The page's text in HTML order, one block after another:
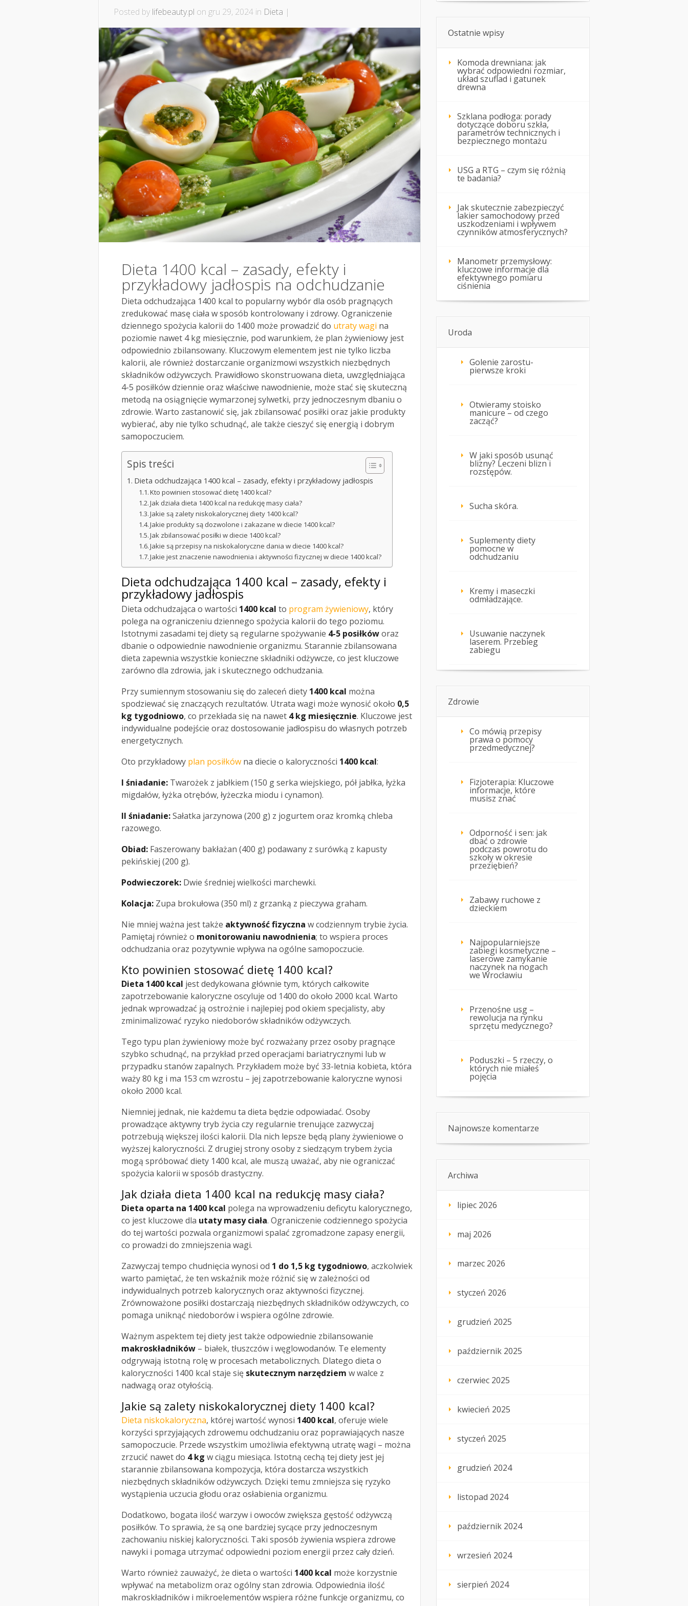
Posted by lifebeauty.pl on gru 29, 2024 in Dieta |
Dieta 1400 kcal – zasady, efekty i
przykładowy jadłospis na odchudzanie
Dieta odchudzająca 1400 kcal to popularny wybór dla osób pragnących
zredukować masę ciała w sposób kontrolowany i zdrowy. Ograniczenie
dziennego spożycia kalorii do 1400 może prowadzić do utraty wagi na
poziomie nawet 4 kg miesięcznie, pod warunkiem, że plan żywieniowy jest
odpowiednio zbilansowany. Kluczowym elementem jest nie tylko liczba
kalorii, ale również dostarczanie organizmowi wszystkich niezbędnych
składników odżywczych. Prawidłowo skonstruowana dieta, uwzględniająca
4-5 posiłków dziennie oraz właściwe nawodnienie, może stać się skuteczną
metodą na osiągnięcie wymarzonej sylwetki, przy jednoczesnym dbaniu o
zdrowie. Warto zastanowić się, jak zbilansować posiłki oraz jakie produkty
wybierać, aby nie tylko schudnąć, ale także cieszyć się energią i dobrym
samopoczuciem.
Spis treści
Dieta odchudzająca 1400 kcal – zasady, efekty i przykładowy jadłospis
Kto powinien stosować dietę 1400 kcal?
Jak działa dieta 1400 kcal na redukcję masy ciała?
Jakie są zalety niskokalorycznej diety 1400 kcal?
Jakie produkty są dozwolone i zakazane w diecie 1400 kcal?
Jak zbilansować posiłki w diecie 1400 kcal?
Jakie są przepisy na niskokaloryczne dania w diecie 1400 kcal?
Jakie jest znaczenie nawodnienia i aktywności fizycznej w diecie 1400 kcal?
Dieta odchudzająca 1400 kcal – zasady, efekty i
przykładowy jadłospis
Dieta odchudzająca o wartości 1400 kcal to program żywieniowy, który
polega na ograniczeniu dziennego spożycia kalorii do tego poziomu.
Istotnymi zasadami tej diety są regularne spożywanie 4-5 posiłkóworaz
dbanie o odpowiednie nawodnienie organizmu. Starannie zbilansowana
dieta zapewnia wszystkie konieczne składniki odżywcze, co jest kluczowe
zarówno dla zdrowia, jak i skutecznego odchudzania.
Przy sumiennym stosowaniu się do zaleceń diety 1400 kcal można
spodziewać się znaczących rezultatów. Utrata wagi może wynosić około 0,5
kg tygodniowo, co przekłada się na nawet 4 kg miesięcznie. Kluczowe jest
indywidualne podejście oraz dostosowanie jadłospisu do własnych potrzeb
energetycznych.
Oto przykładowy plan posiłków na diecie o kaloryczności 1400 kcal:
I śniadanie: Twarożek z jabłkiem (150 g serka wiejskiego, pół jabłka, łyżka
migdałów, łyżka otrębów, łyżeczka miodu i cynamon).
II śniadanie:Sałatka jarzynowa (200 g) z jogurtem oraz kromką chleba
razowego.
Obiad: Faszerowany bakłażan (400 g) podawany z surówką z kapusty
pekińskiej (200 g).
Podwieczorek: Dwie średniej wielkości marchewki.
Kolacja: Zupa brokułowa (350 ml) z grzanką z pieczywa graham.
Nie mniej ważna jest także aktywność fizyczna w codziennym trybie życia.
Pamiętaj również o monitorowaniu nawodnienia; to wspiera proces
odchudzania oraz pozytywnie wpływa na ogólne samopoczucie.
Kto powinien stosować dietę 1400 kcal?
Dieta 1400 kcal jest dedykowana głównie tym, których całkowite
zapotrzebowanie kaloryczne oscyluje od 1400 do około 2000 kcal. Warto
jednak wprowadzać ją ostrożnie i najlepiej pod okiem specjalisty, aby
zminimalizować ryzyko niedoborów składników odżywczych.
Tego typu plan żywieniowy może być rozważany przez osoby pragnące
szybko schudnąć, na przykład przed operacjami bariatrycznymi lub w
przypadku stanów zapalnych. Przykładem może być 33-letnia kobieta, która
waży 80 kg i ma 153 cm wzrostu – jej zapotrzebowanie kaloryczne wynosi
około 2000 kcal.
Niemniej jednak, nie każdemu ta dieta będzie odpowiadać. Osoby
prowadzące aktywny tryb życia czy regularnie trenujące zazwyczaj
potrzebują większej ilości kalorii. Dla nich lepsze będą plany żywieniowe o
wyższej kaloryczności. Z drugiej strony osoby z siedzącym trybem życia
mogą spróbować diety 1400 kcal, ale muszą uważać, aby nie ograniczać
spożycia kalorii w sposób drastyczny.
Jak działa dieta 1400 kcal na redukcję masy ciała?
Dieta oparta na 1400 kcal polega na wprowadzeniu deficytu kalorycznego,
co jest kluczowe dla utaty masy ciała. Ograniczenie codziennego spożycia
do tej wartości pozwala organizmowi spalać zgromadzone zapasy energii,
co prowadzi do zmniejszenia wagi.
Zazwyczaj tempo chudnięcia wynosi od 1 do 1,5 kg tygodniowo, aczkolwiek
warto pamiętać, że ten wskaźnik może różnić się w zależności od
indywidualnych potrzeb kalorycznych oraz aktywności fizycznej.
Zrównoważone posiłki dostarczają niezbędnych składników odżywczych, co
pomaga uniknąć niedoborów i wspiera ogólne zdrowie.
Ważnym aspektem tej diety jest także odpowiednie zbilansowanie
makroskładników – białek, tłuszczów i węglowodanów. Te elementy
odgrywają istotną rolę w procesach metabolicznych. Dlatego dieta o
kaloryczności 1400 kcal staje się skutecznym narzędziem w walce z
nadwagą oraz otyłością.
Jakie są zalety niskokalorycznej diety 1400 kcal?
Dieta niskokaloryczna, której wartość wynosi 1400 kcal, oferuje wiele
korzyści sprzyjających zdrowemu odchudzaniu oraz poprawiających nasze
samopoczucie. Przede wszystkim umożliwia efektywną utratę wagi – można
zrzucić nawet do 4 kg w ciągu miesiąca. Istotną cechą tej diety jest jej
starannie zbilansowana kompozycja, która dostarcza wszystkich
niezbędnych składników odżywczych. Dzięki temu zmniejsza się ryzyko
wystąpienia uczucia głodu oraz osłabienia organizmu.
Dodatkowo, bogata ilość warzyw i owoców zwiększa gęstość odżywczą
posiłków. To sprawia, że są one bardziej sycące przy jednoczesnym
zachowaniu niskiej kaloryczności. Taki sposób żywienia wspiera zdrowe
nawyki i pomaga utrzymać odpowiedni poziom energii przez cały dzień.
Warto również zauważyć, że dieta o wartości 1400 kcal może korzystnie
wpływać na metabolizm oraz ogólny stan zdrowia. Odpowiednia ilość
makroskładników i mikroelementów wspiera różne funkcje organizmu, co
Ostatnie wpisy
Komoda drewniana: jak
wybrać odpowiedni rozmiar,
układ szuflad i gatunek
drewna
Szklana podłoga: porady
dotyczące doboru szkła,
parametrów technicznych i
bezpiecznego montażu
USG a RTG – czym się różnią
te badania?
Jak skutecznie zabezpieczyć
lakier samochodowy przed
uszkodzeniami i wpływem
czynników atmosferycznych?
Manometr przemysłowy:
kluczowe informacje dla
efektywnego pomiaru
ciśnienia
Uroda
Golenie zarostu-
pierwsze kroki
Otwieramy stoisko
manicure – od czego
zacząć?
W jaki sposób usunąć
blizny? Leczeni blizn i
rozstępów.
Sucha skóra.
Suplementy diety
pomocne w
odchudzaniu
Kremy i maseczki
odmładzające.
Usuwanie naczynek
laserem. Przebieg
zabiegu
Zdrowie
Co mówią przepisy
prawa o pomocy
przedmedycznej?
Fizjoterapia: Kluczowe
informacje, które
musisz znać
Odporność i sen: jak
dbać o zdrowie
podczas powrotu do
szkoły w okresie
przeziębień?
Zabawy ruchowe z
dzieckiem
Najpopularniejsze
zabiegi kosmetyczne –
laserowe zamykanie
naczynek na nogach
we Wrocławiu
Przenośne usg –
rewolucja na rynku
sprzętu medycznego?
Poduszki – 5 rzeczy, o
których nie miałeś
pojęcia
Najnowsze komentarze
Archiwa
lipiec 2026
maj 2026
marzec 2026
styczeń 2026
grudzień 2025
październik 2025
czerwiec 2025
kwiecień 2025
styczeń 2025
grudzień 2024
listopad 2024
październik 2024
wrzesień 2024
sierpień 2024